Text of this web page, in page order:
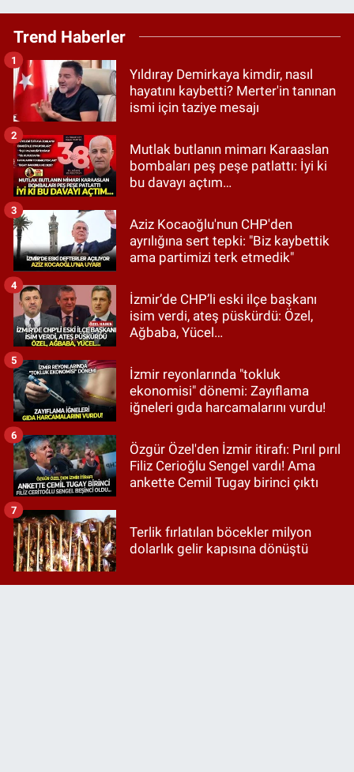
Trend Haberler
Yıldıray Demirkaya kimdir, nasıl
hayatını kaybetti? Merter'in tanınan
ismi için taziye mesajı
1
Mutlak butlanın mimarı Karaaslan
bombaları peş peşe patlattı: İyi ki
bu davayı açtım…
2
Aziz Kocaoğlu'nun CHP'den
ayrılığına sert tepki: "Biz kaybettik
ama partimizi terk etmedik"
3
İzmir’de CHP’li eski ilçe başkanı
isim verdi, ateş püskürdü: Özel,
Ağbaba, Yücel…
4
İzmir reyonlarında "tokluk
ekonomisi" dönemi: Zayıflama
iğneleri gıda harcamalarını vurdu!
5
Özgür Özel'den İzmir itirafı: Pırıl pırıl
Filiz Cerioğlu Sengel vardı! Ama
ankette Cemil Tugay birinci çıktı
6
Terlik fırlatılan böcekler milyon
dolarlık gelir kapısına dönüştü
7